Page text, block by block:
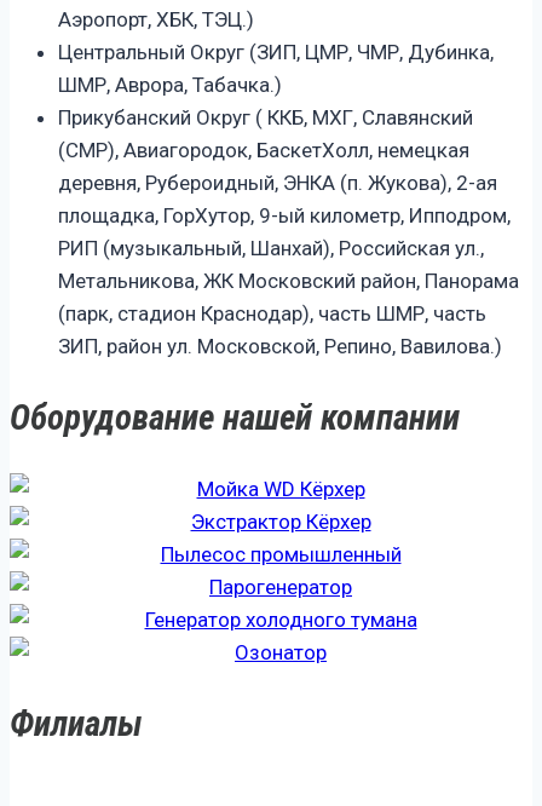
Аэропорт, ХБК, ТЭЦ.)
Центральный Округ (ЗИП, ЦМР, ЧМР, Дубинка,
ШМР, Аврора, Табачка.)
Прикубанский Округ ( ККБ, МХГ, Славянский
(СМР), Авиагородок, БаскетХолл, немецкая
деревня, Рубероидный, ЭНКА (п. Жукова), 2-ая
площадка, ГорХутор, 9-ый километр, Ипподром,
РИП (музыкальный, Шанхай), Российская ул.,
Метальникова, ЖК Московский район, Панорама
(парк, стадион Краснодар), часть ШМР, часть
ЗИП, район ул. Московской, Репино, Вавилова.)
Оборудование нашей компании
Филиалы